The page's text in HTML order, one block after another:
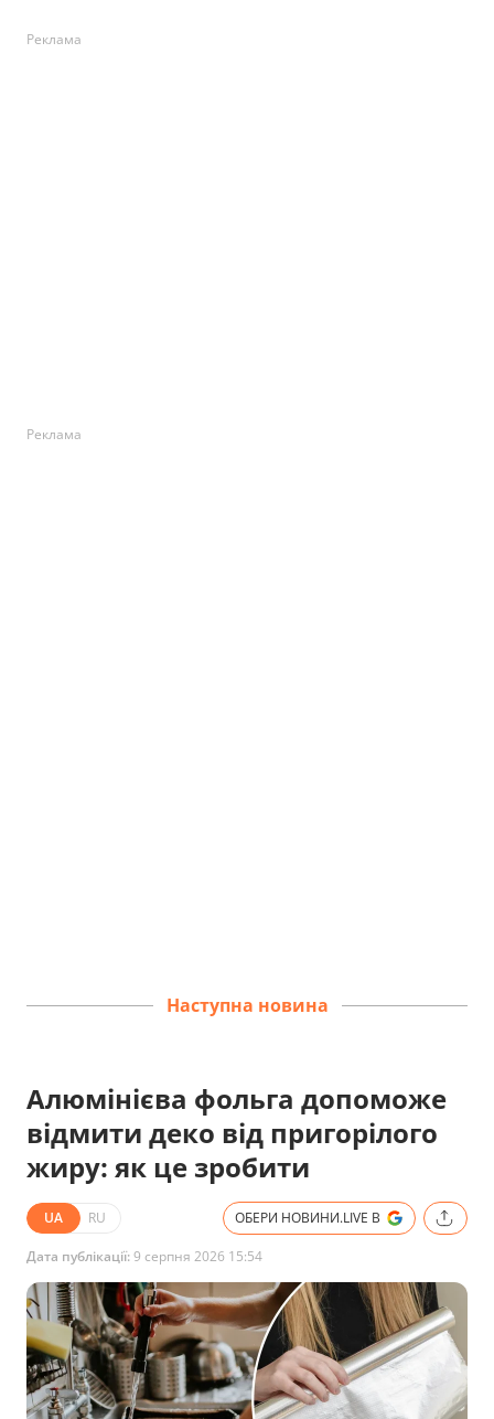
Реклама
Реклама
Наступна новина
Алюмінієва фольга допоможе
відмити деко від пригорілого
жиру: як це зробити
UA RU ОБЕРИ НОВИНИ.LIVE В
Дата публікації:9 серпня 2026 15:54